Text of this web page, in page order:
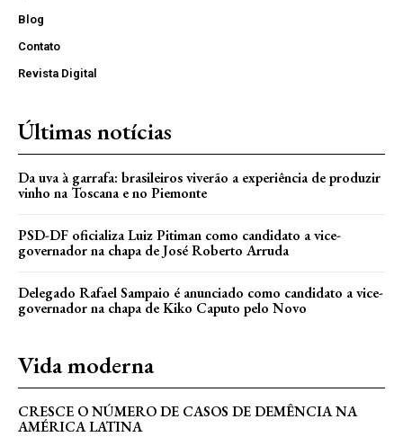
Blog
Contato
Revista Digital
Últimas notícias
Da uva à garrafa: brasileiros viverão a experiência de produzir
vinho na Toscana e no Piemonte
PSD-DF oficializa Luiz Pitiman como candidato a vice-
governador na chapa de José Roberto Arruda
Delegado Rafael Sampaio é anunciado como candidato a vice-
governador na chapa de Kiko Caputo pelo Novo
Vida moderna
CRESCE O NÚMERO DE CASOS DE DEMÊNCIA NA
AMÉRICA LATINA